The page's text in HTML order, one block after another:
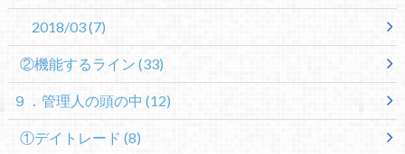
2018/03(7)
②機能するライン (33)
９．管理人の頭の中 (12)
①デイトレード (8)